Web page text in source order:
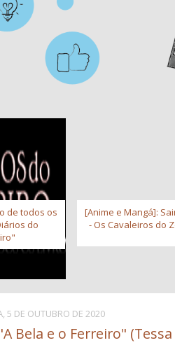
de todos os
do
[Anime e Mangá]:
- Os Cavaleiros do
5 DE OUTUBRO DE 2020
Bela e o Ferreiro"